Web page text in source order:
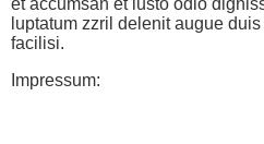
et accumsan et iusto odio
luptatum zzril delenit augue
facilisi.
Impressum: